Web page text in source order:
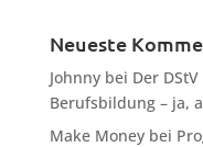
Neueste
Johnnybei Der
Berufsbildung – ja,
Make Moneybei